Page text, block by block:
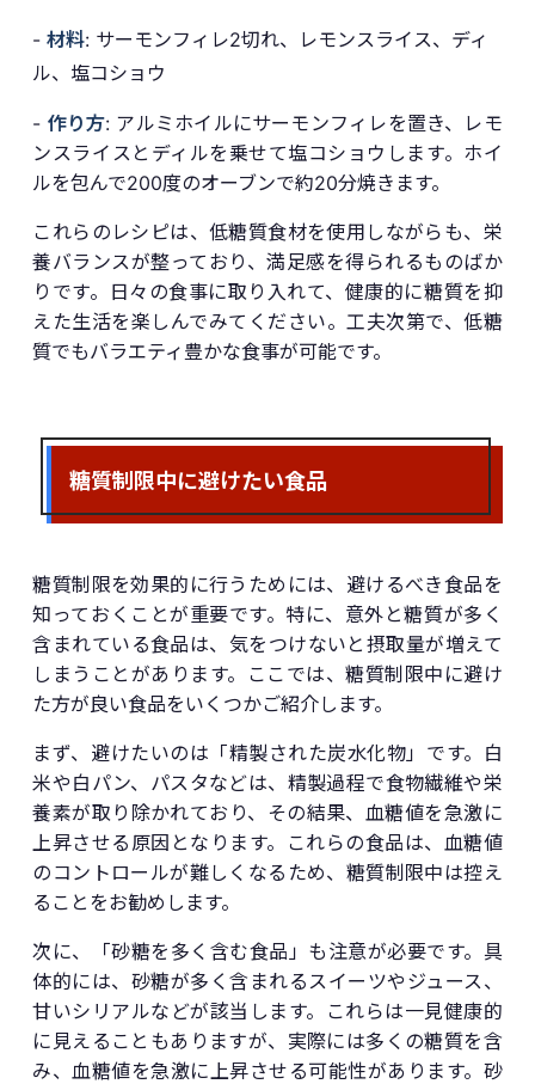
-材料: サーモンフィレ2切れ、レモンスライス、ディ
ル、塩コショウ
- 作り方: アルミホイルにサーモンフィレを置き、レモ
ンスライスとディルを乗せて塩コショウします。ホイ
ルを包んで200度のオーブンで約20分焼きます。
これらのレシピは、低糖質食材を使用しながらも、栄
養バランスが整っており、満足感を得られるものばか
りです。日々の食事に取り入れて、健康的に糖質を抑
えた生活を楽しんでみてください。工夫次第で、低糖
質でもバラエティ豊かな食事が可能です。
糖質制限中に避けたい食品
糖質制限を効果的に行うためには、避けるべき食品を
知っておくことが重要です。特に、意外と糖質が多く
含まれている食品は、気をつけないと摂取量が増えて
しまうことがあります。ここでは、糖質制限中に避け
た方が良い食品をいくつかご紹介します。
まず、避けたいのは「精製された炭水化物」です。白
米や白パン、パスタなどは、精製過程で食物繊維や栄
養素が取り除かれており、その結果、血糖値を急激に
上昇させる原因となります。これらの食品は、血糖値
のコントロールが難しくなるため、糖質制限中は控え
ることをお勧めします。
次に、「砂糖を多く含む食品」も注意が必要です。具
体的には、砂糖が多く含まれるスイーツやジュース、
甘いシリアルなどが該当します。これらは一見健康的
に見えることもありますが、実際には多くの糖質を含
み、血糖値を急激に上昇させる可能性があります。砂